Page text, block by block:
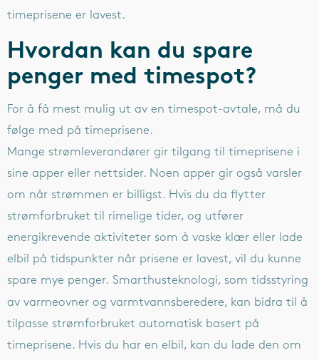
timeprisene er lavest.
Hvordan kan du spare
penger med timespot?
For å få mest mulig ut av en timespot-avtale, må du
følge med på timeprisene.
Mange strømleverandører gir tilgang til timeprisene i
sine apper eller nettsider. Noen apper gir også varsler
om når strømmen er billigst. Hvis du da flytter
strømforbruket til rimelige tider, og utfører
energikrevende aktiviteter som å vaske klær eller lade
elbil på tidspunkter når prisene er lavest, vil du kunne
spare mye penger. Smarthusteknologi, som tidsstyring
av varmeovner og varmtvannsberedere, kan bidra til å
tilpasse strømforbruket automatisk basert på
timeprisene. Hvis du har en elbil, kan du lade den om